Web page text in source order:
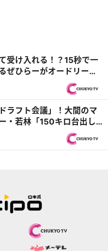
受け入れる！？15秒で一
ぜひらーがオードリー・
トを組む『オドぜひ』
ラフト会議」！大間のマ
・若林「150キロ台出し